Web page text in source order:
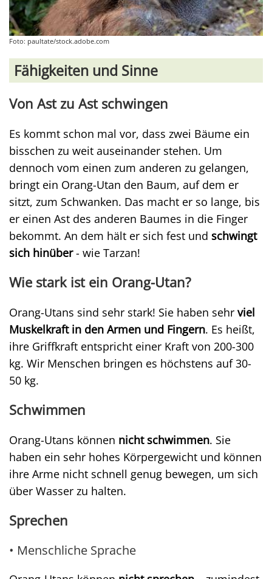
Foto: paultate/stock.adobe.com
Fähigkeiten und Sinne
Von Ast zu Ast schwingen
Es kommt schon mal vor, dass zwei Bäume ein
bisschen zu weit auseinander stehen. Um
dennoch vom einen zum anderen zu gelangen,
bringt ein Orang-Utan den Baum, auf dem er
sitzt, zum Schwanken. Das macht er so lange, bis
er einen Ast des anderen Baumes in die Finger
bekommt. An dem hält er sich fest und schwingt
sich hinüber- wie Tarzan!
Wie stark ist ein Orang-Utan?
Orang-Utans sind sehr stark! Sie haben sehr viel
Muskelkraft in den Armen und Fingern. Es heißt,
ihre Griffkraft entspricht einer Kraft von 200-300
kg. Wir Menschen bringen es höchstens auf 30-
50 kg.
Schwimmen
Orang-Utans können nicht schwimmen. Sie
haben ein sehr hohes Körpergewicht und können
ihre Arme nicht schnell genug bewegen, um sich
über Wasser zu halten.
Sprechen
• Menschliche Sprache